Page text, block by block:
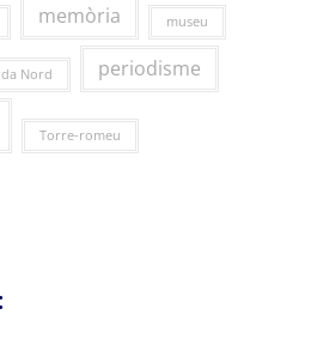
memòria museu
Nord periodisme
Torre-romeu